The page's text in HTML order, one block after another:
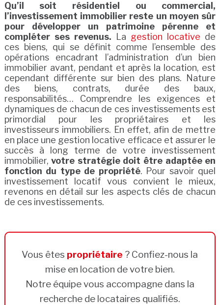
Qu’il soit résidentiel ou commercial,
l’investissement immobilier reste un moyen sûr
pour développer un patrimoine pérenne et
compléter ses revenus.
La gestion locative de
ces biens, qui se définit comme l’ensemble des
opérations encadrant l’administration d’un bien
immobilier avant, pendant et après la location, est
cependant différente sur bien des plans. Nature
des biens, contrats, durée des baux,
responsabilités… Comprendre les exigences et
dynamiques de chacun de ces investissements est
primordial pour les propriétaires et les
investisseurs immobiliers. En effet, afin de mettre
en place une gestion locative efficace et assurer le
succès à long terme de votre investissement
immobilier,votre stratégie doit être adaptée en
fonction du type de propriété. Pour savoir quel
investissement locatif vous convient le mieux,
revenons en détail sur les aspects clés de chacun
de ces investissements.
Vous êtes propriétaire ? Confiez-nous la
mise en location de votre bien.
Notre équipe vous accompagne dans la
recherche de locataires qualifiés.